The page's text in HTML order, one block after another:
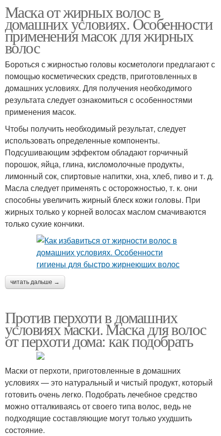
Маска от жирных волос в
домашних условиях. Особенности
применения масок для жирных
волос
Бороться с жирностью головы косметологи предлагают с
помощью косметических средств, приготовленных в
домашних условиях. Для получения необходимого
результата следует ознакомиться с особенностями
применения масок.
Чтобы получить необходимый результат, следует
использовать определенные компоненты.
Подсушивающим эффектом обладают горчичный
порошок, яйца, глина, кисломолочные продукты,
лимонный сок, спиртовые напитки, хна, хлеб, пиво и т. д.
Масла следует применять с осторожностью, т. к. они
способны увеличить жирный блеск кожи головы. При
жирных только у корней волосах маслом смачиваются
только сухие кончики.
читать дальше →
Против перхоти в домашних
условиях маски. Маска для волос
от перхоти дома: как подобрать
Маски от перхоти, приготовленные в домашних
условиях — это натуральный и чистый продукт, который
готовить очень легко. Подобрать лечебное средство
можно отталкиваясь от своего типа волос, ведь не
подходящие составляющие могут только ухудшить
состояние.